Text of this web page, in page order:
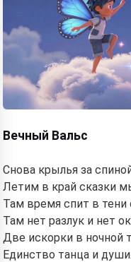
Вечный Вальс
Снова крылья за
Летим в край сказки
Там время спит в тени
Там нет разлук и нет
Две искорки в ночной
Единство танца и души.
Hi! I
I tell
Service,